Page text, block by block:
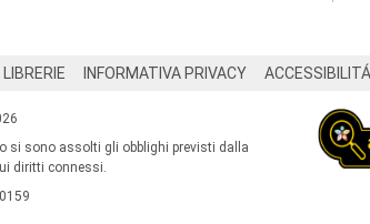
LIBRERIE INFORMATIVA PRIVACY ACCESSIBILITÁ
si sono assolti gli obblighi previsti dalla
diritti connessi.